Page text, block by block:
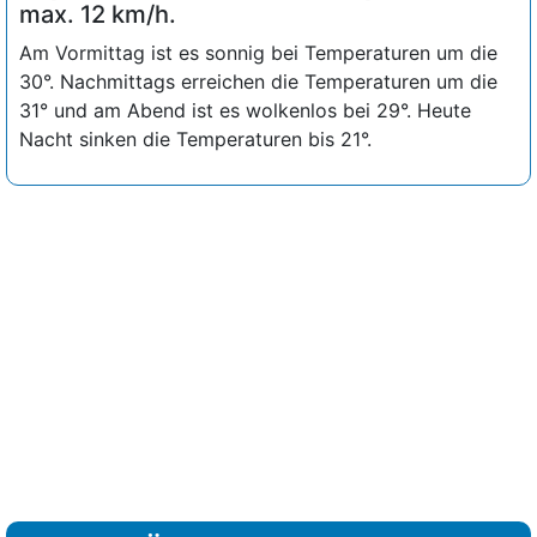
max. 12 km/h.
Am Vormittag ist es sonnig bei Temperaturen um die
30°. Nachmittags erreichen die Temperaturen um die
31° und am Abend ist es wolkenlos bei 29°. Heute
Nacht sinken die Temperaturen bis 21°.